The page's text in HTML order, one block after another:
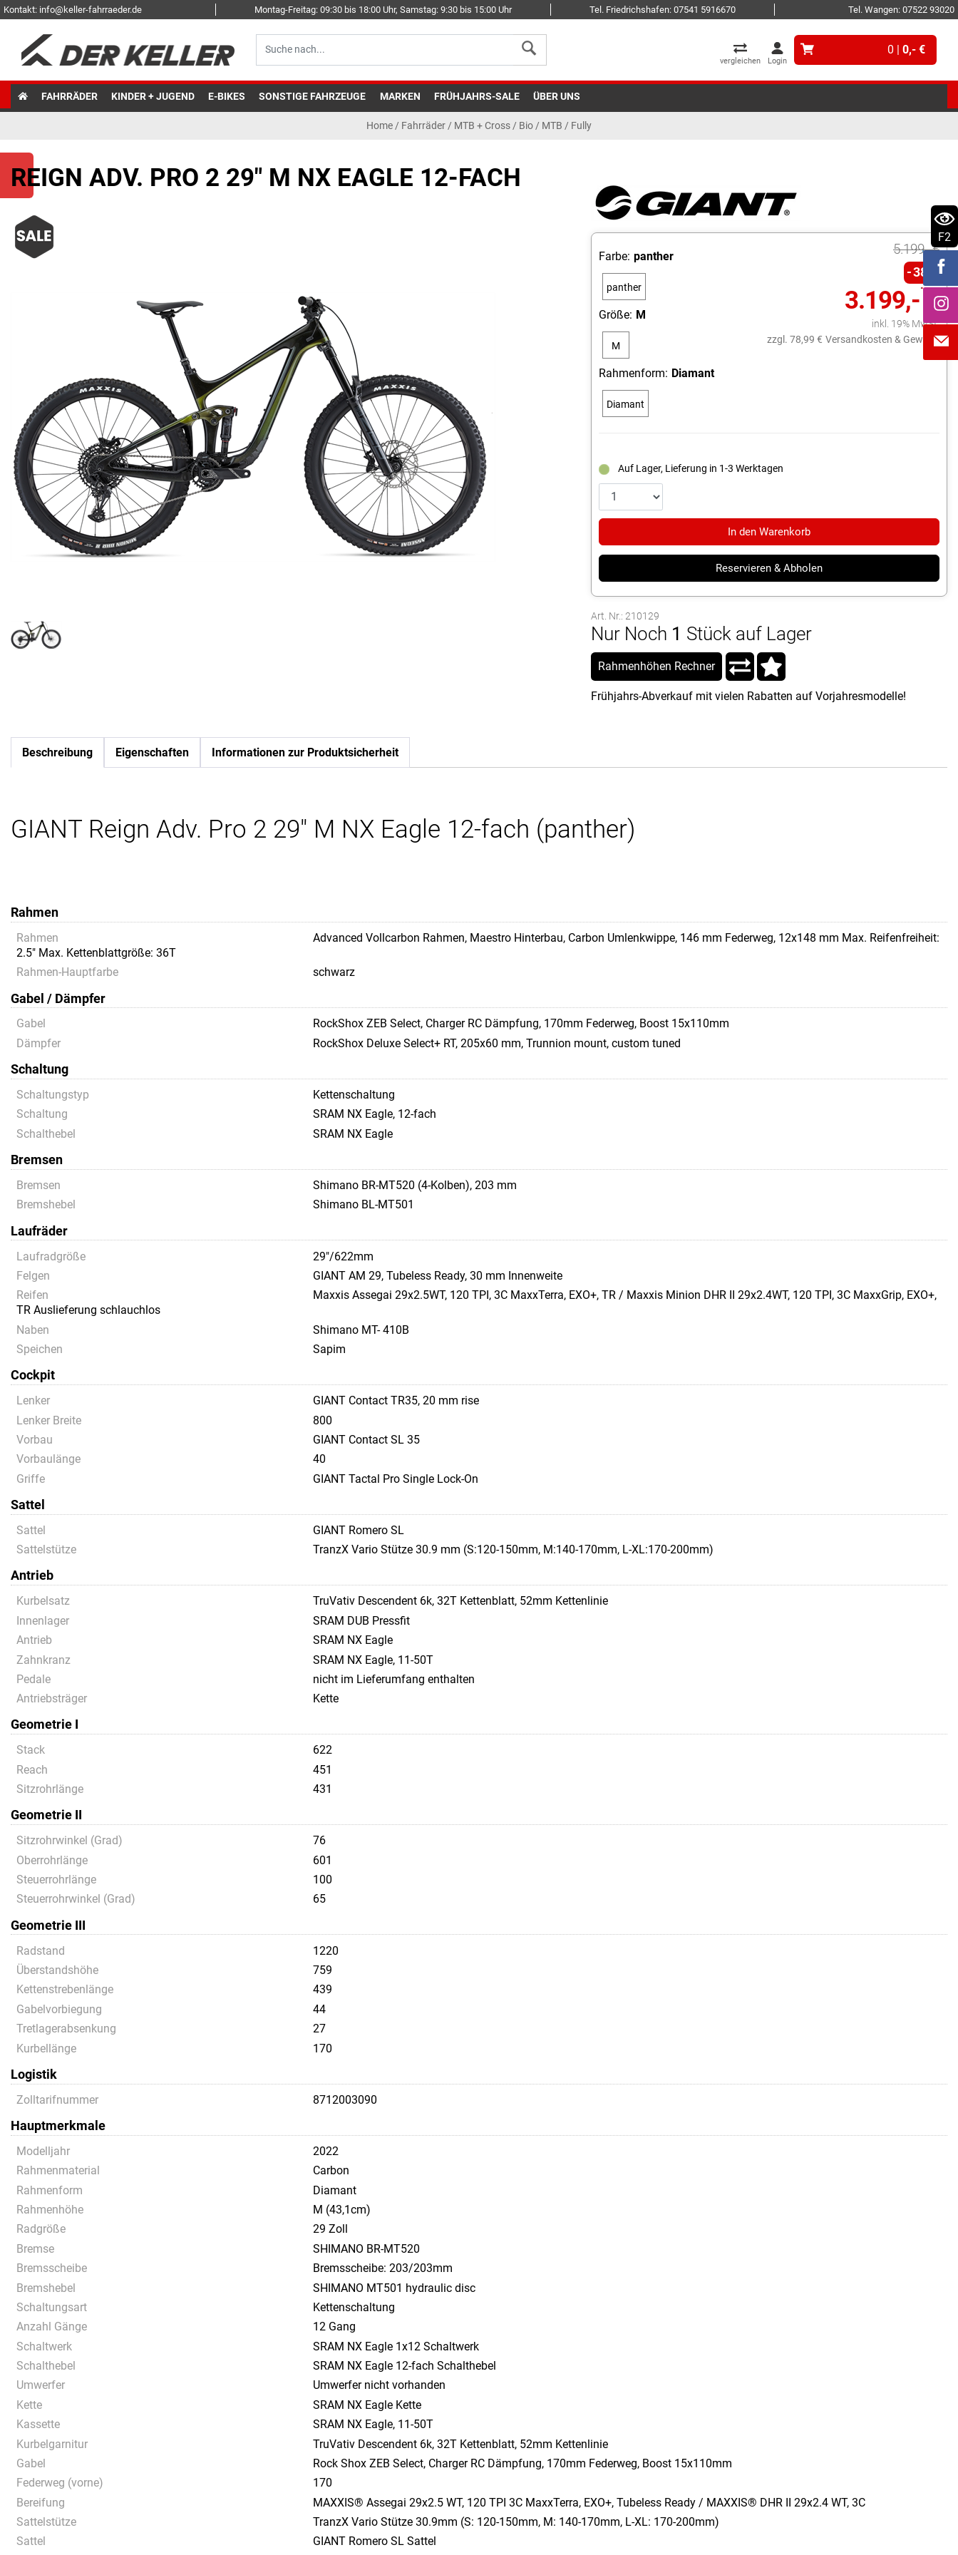
Kontakt: info@keller-fahrraeder.de Montag-Freitag: 09:30 bis 18:00 Uhr, Samstag: 9:30 bis 15:00 Uhr Tel. Friedrichshafen: 07541 5916670 Tel. Wangen: 07522 93020
vergleichen Login
0 | 0,- €
FAHRRÄDER KINDER + JUGEND E-BIKES SONSTIGE FAHRZEUGE MARKEN FRÜHJAHRS-SALE ÜBER UNS
Home / Fahrräder / MTB + Cross / Bio / MTB / Fully
REIGN ADV. PRO 2 29" M NX EAGLE 12-FACH
5.199,- €
38%
3.199,- €
inkl. 19% MwSt.
zzgl. 78,99 € Versandkosten & Gewicht
Farbe: panther
panther
Größe: M
M
Rahmenform: Diamant
Diamant
Auf Lager, Lieferung in 1-3 Werktagen
In den Warenkorb
Reservieren & Abholen
Art. Nr.: 210129
Nur Noch 1 Stück auf Lager
Rahmenhöhen Rechner
Frühjahrs-Abverkauf mit vielen Rabatten auf Vorjahresmodelle!
Beschreibung Eigenschaften Informationen zur Produktsicherheit
GIANT Reign Adv. Pro 2 29" M NX Eagle 12-fach (panther)
Rahmen
Rahmen
Advanced Vollcarbon Rahmen, Maestro Hinterbau, Carbon Umlenkwippe, 146 mm Federweg, 12x148 mm Max. Reifenfreiheit:
2.5" Max. Kettenblattgröße: 36T
Rahmen-Hauptfarbe
schwarz
Gabel / Dämpfer
Gabel
RockShox ZEB Select, Charger RC Dämpfung, 170mm Federweg, Boost 15x110mm
Dämpfer
RockShox Deluxe Select+ RT, 205x60 mm, Trunnion mount, custom tuned
Schaltung
Schaltungstyp
Kettenschaltung
Schaltung
SRAM NX Eagle, 12-fach
Schalthebel
SRAM NX Eagle
Bremsen
Bremsen
Shimano BR-MT520 (4-Kolben), 203 mm
Bremshebel
Shimano BL-MT501
Laufräder
Laufradgröße
29"/622mm
Felgen
GIANT AM 29, Tubeless Ready, 30 mm Innenweite
Reifen
Maxxis Assegai 29x2.5WT, 120 TPI, 3C MaxxTerra, EXO+, TR / Maxxis Minion DHR II 29x2.4WT, 120 TPI, 3C MaxxGrip, EXO+,
TR Auslieferung schlauchlos
Naben
Shimano MT- 410B
Speichen
Sapim
Cockpit
Lenker
GIANT Contact TR35, 20 mm rise
Lenker Breite
800
Vorbau
GIANT Contact SL 35
Vorbaulänge
40
Griffe
GIANT Tactal Pro Single Lock-On
Sattel
Sattel
GIANT Romero SL
Sattelstütze
TranzX Vario Stütze 30.9 mm (S:120-150mm, M:140-170mm, L-XL:170-200mm)
Antrieb
Kurbelsatz
TruVativ Descendent 6k, 32T Kettenblatt, 52mm Kettenlinie
Innenlager
SRAM DUB Pressfit
Antrieb
SRAM NX Eagle
Zahnkranz
SRAM NX Eagle, 11-50T
Pedale
nicht im Lieferumfang enthalten
Antriebsträger
Kette
Geometrie I
Stack
622
Reach
451
Sitzrohrlänge
431
Geometrie II
Sitzrohrwinkel (Grad)
76
Oberrohrlänge
601
Steuerrohrlänge
100
Steuerrohrwinkel (Grad)
65
Geometrie III
Radstand
1220
Überstandshöhe
759
Kettenstrebenlänge
439
Gabelvorbiegung
44
Tretlagerabsenkung
27
Kurbellänge
170
Logistik
Zolltarifnummer 8712003090
Hauptmerkmale
Modelljahr
2022
Rahmenmaterial
Carbon
Rahmenform
Diamant
Rahmenhöhe
M (43,1cm)
Radgröße
29 Zoll
Bremse
SHIMANO BR-MT520
Bremsscheibe
Bremsscheibe: 203/203mm
Bremshebel
SHIMANO MT501 hydraulic disc
Schaltungsart
Kettenschaltung
Anzahl Gänge
12 Gang
Schaltwerk
SRAM NX Eagle 1x12 Schaltwerk
Schalthebel
SRAM NX Eagle 12-fach Schalthebel
Umwerfer
Umwerfer nicht vorhanden
Kette
SRAM NX Eagle Kette
Kassette
SRAM NX Eagle, 11-50T
Kurbelgarnitur
TruVativ Descendent 6k, 32T Kettenblatt, 52mm Kettenlinie
Gabel
Rock Shox ZEB Select, Charger RC Dämpfung, 170mm Federweg, Boost 15x110mm
Federweg (vorne)
170
Bereifung
MAXXIS® Assegai 29x2.5 WT, 120 TPI 3C MaxxTerra, EXO+, Tubeless Ready / MAXXIS® DHR II 29x2.4 WT, 3C
Sattelstütze
TranzX Vario Stütze 30.9mm (S: 120-150mm, M: 140-170mm, L-XL: 170-200mm)
Sattel
GIANT Romero SL Sattel
F2